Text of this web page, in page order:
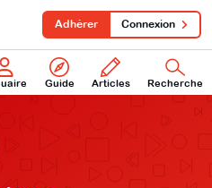
Guide Articles Recherche
Adhérer Connexion